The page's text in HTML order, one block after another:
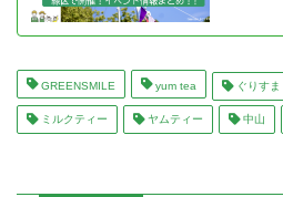
GREENSMILE yum tea ぐりすま
ミルクティー ヤムティー 中山